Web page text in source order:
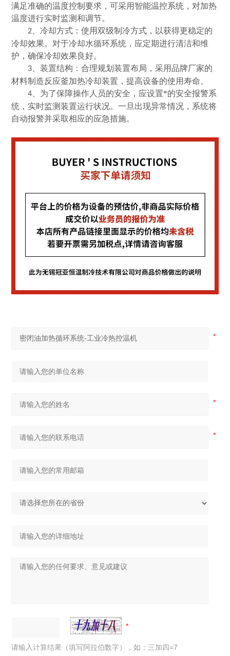
满足准确的温度控制要求，可采用智能温控系统，对加热
温度进行实时监测和调节。
2 、冷却方式：使用双级制冷方式，以获得更稳定的
冷却效果。对于冷却水循环系统，应定期进行清洁和维
护，确保冷却效果良好。
3 、装置结构：合理规划装置布局，采用品牌厂家的
材料制造反应釜加热冷却装置，提高设备的使用寿命。
4 、为了保障操作人员的安全，应设置*的安全报警系
统，实时监测装置运行状况。一旦出现异常情况，系统将
自动报警并采取相应的应急措施。
请输入计算结果（填写阿拉伯数字），如：三加四=7